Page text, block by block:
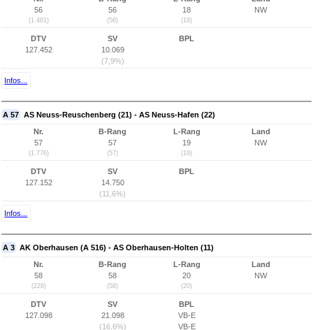
56
(1.481)
56
(56)
18
(18)
NW
DTV
127.452
SV
10.069
(7,9%)
BPL
Infos...
A 57 AS Neuss-Reuschenberg (21) - AS Neuss-Hafen (22)
Nr.
57
(1.776)
B-Rang
57
(57)
L-Rang
19
(19)
Land
NW
DTV
127.152
SV
14.750
(11,6%)
BPL
Infos...
A 3 AK Oberhausen (A 516) - AS Oberhausen-Holten (11)
Nr.
58
(228)
B-Rang
58
(58)
L-Rang
20
(20)
Land
NW
DTV
127.098
SV
21.098
(16,6%)
BPL
VB-E
VB-E